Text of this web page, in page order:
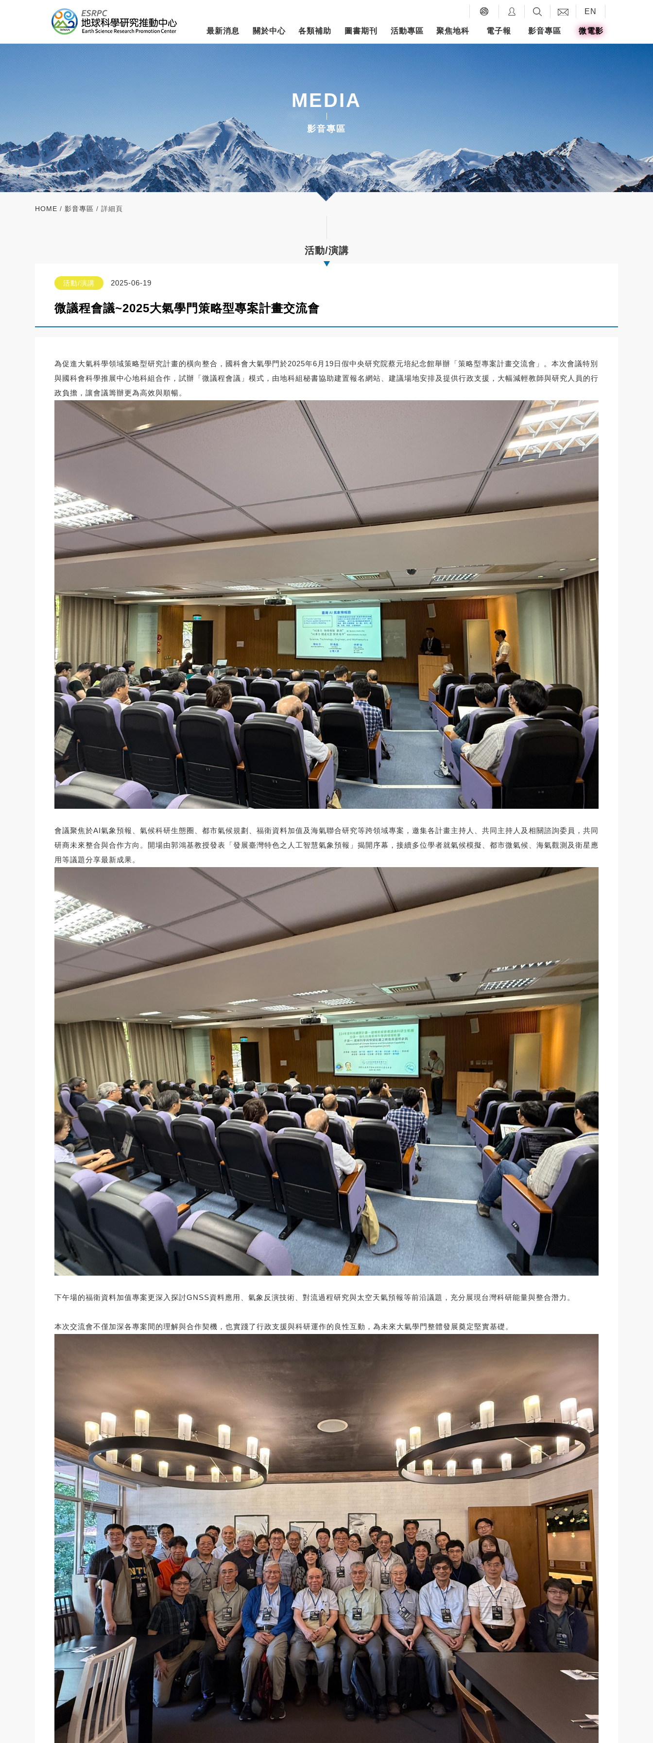
EN
最新消息 關於中心 各類補助 圖書期刊 活動專區 聚焦地科 電子報 影音專區 微電影
MEDIA
影音專區
HOME / 影音專區 / 詳細頁
活動/演講
活動/演講 2025-06-19
微議程會議~2025大氣學門策略型專案計畫交流會
為促進大氣科學領域策略型研究計畫的橫向整合，國科會大氣學門於2025年6月19日假中央研究院蔡元培紀念館舉辦「策略型專案計畫交流會」。本次會議特別
與國科會科學推展中心地科組合作，試辦「微議程會議」模式，由地科組秘書協助建置報名網站、建議場地安排及提供行政支援，大幅減輕教師與研究人員的行
政負擔，讓會議籌辦更為高效與順暢。
會議聚焦於AI氣象預報、氣候科研生態圈、都市氣候規劃、福衛資料加值及海氣聯合研究等跨領域專案，邀集各計畫主持人、共同主持人及相關諮詢委員，共同
研商未來整合與合作方向。開場由郭鴻基教授發表「發展臺灣特色之人工智慧氣象預報」揭開序幕，接續多位學者就氣候模擬、都市微氣候、海氣觀測及衛星應
用等議題分享最新成果。
下午場的福衛資料加值專案更深入探討GNSS資料應用、氣象反演技術、對流過程研究與太空天氣預報等前沿議題，充分展現台灣科研能量與整合潛力。
本次交流會不僅加深各專案間的理解與合作契機，也實踐了行政支援與科研運作的良性互動，為未來大氣學門整體發展奠定堅實基礎。